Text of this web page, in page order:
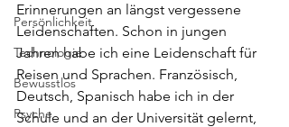
Persönlichkeit
Technologie
Bewusstlos
Psyche
Erinnerungen an längst vergessene
Leidenschaften. Schon in jungen
Jahren habe ich eine Leidenschaft für
Reisen und Sprachen. Französisch,
Deutsch, Spanisch habe ich in der
Schule und an der Universität gelernt,